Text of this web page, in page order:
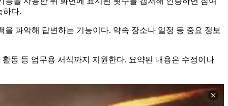
하다.
파악해 답변하는 기능이다. 약속 장소나 일정 등 중요 정보
동 등 업무용 서식까지 지원한다. 요약된 내용은 수정이나